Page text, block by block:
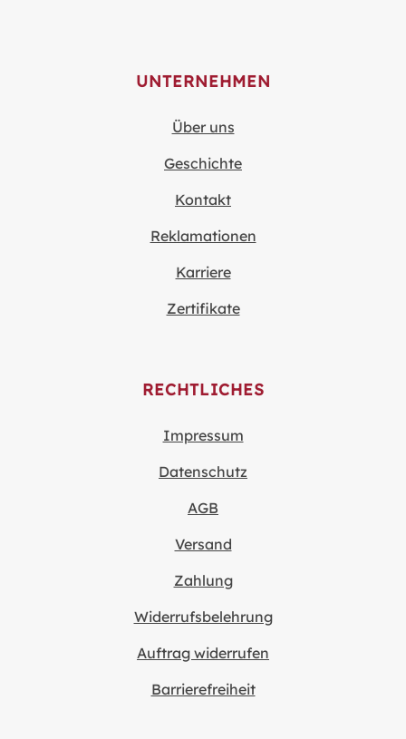
UNTERNEHMEN
Über uns
Geschichte
Kontakt
Reklamationen
Karriere
Zertifikate
RECHTLICHES
Impressum
Datenschutz
AGB
Versand
Zahlung
Widerrufsbelehrung
Auftrag widerrufen
Barrierefreiheit